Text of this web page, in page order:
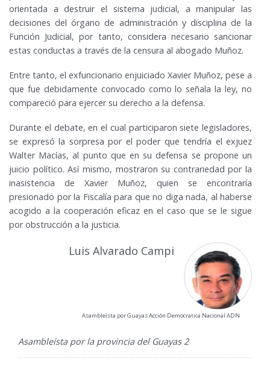
orientada a destruir el sistema judicial, a manipular las
decisiones del órgano de administración y disciplina de la
Función Judicial, por tanto, considera necesario sancionar
estas conductas a través de la censura al abogado Muñoz.
Entre tanto, el exfuncionario enjuiciado Xavier Muñoz, pese a
que fue debidamente convocado como lo señala la ley, no
compareció para ejercer su derecho a la defensa.
Durante el debate, en el cual participaron siete legisladores,
se expresó la sorpresa por el poder que tendría el exjuez
Walter Macías, al punto que en su defensa se propone un
juicio político. Así mismo, mostraron su contrariedad por la
inasistencia de Xavier Muñoz, quien se encontraría
presionado por la Fiscalía para que no diga nada, al haberse
acogido a la cooperación eficaz en el caso que se le sigue
por obstrucción a la justicia.
Luis Alvarado Campi
Asambleísta por Guayas Acción Democratica Nacional ADN
Asambleísta por la provincia del Guayas 2